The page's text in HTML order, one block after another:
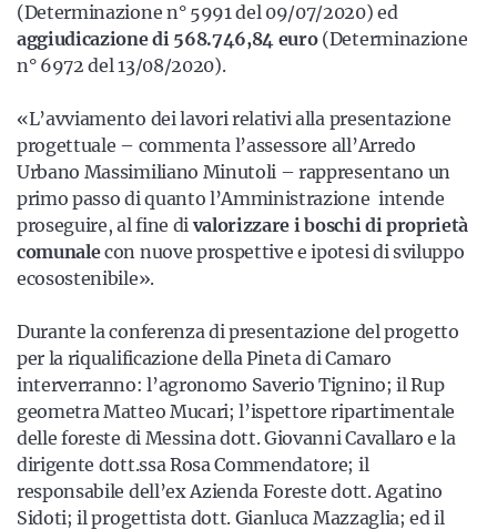
(Determinazione n° 5991 del 09/07/2020) ed
aggiudicazione di 568.746,84 euro(Determinazione
n° 6972 del 13/08/2020).
«L’avviamento dei lavori relativi alla presentazione
progettuale – commenta l’assessore all’Arredo
Urbano Massimiliano Minutoli – rappresentano un
primo passo di quanto l’Amministrazione intende
proseguire, al fine di valorizzare i boschi di proprietà
comunalecon nuove prospettive e ipotesi di sviluppo
ecosostenibile».
Durante la conferenza di presentazione del progetto
per la riqualificazione della Pineta di Camaro
interverranno: l’agronomo Saverio Tignino; il Rup
geometra Matteo Mucari; l’ispettore ripartimentale
delle foreste di Messina dott. Giovanni Cavallaro e la
dirigente dott.ssa Rosa Commendatore; il
responsabile dell’ex Azienda Foreste dott. Agatino
Sidoti; il progettista dott. Gianluca Mazzaglia; ed il